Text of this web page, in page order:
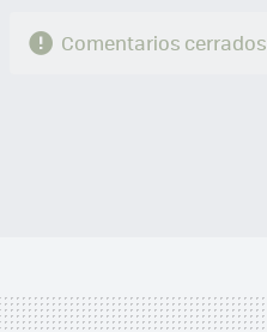
Comentarios cerrados